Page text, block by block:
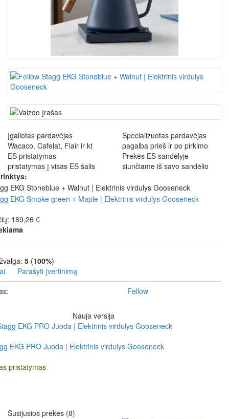
Įgaliotas pardavėjas
Wacaco, Cafelat, Flair ir kt
Specializuotas pardavėjas
pagalba prieš ir po pirkimo
ES pristatymas
pristatymas į visas ES šalis
Prekės ES sandėlyje
siunčiame iš savo sandėlio
189,26 €
5 (100%)
Parašyti įvertinimą
Fellow
Nauja versija
EKG PRO Juoda | Elektrinis virdulys Gooseneck
pristatymas
Susijusios prekės (8)